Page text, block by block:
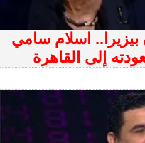
اسلام سامي
إلى القاهرة